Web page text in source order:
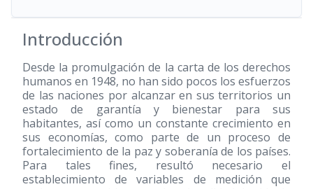
Introducción
Desde la promulgación de la carta de los derechos
humanos en 1948, no han sido pocos los esfuerzos
de las naciones por alcanzar en sus territorios un
estado de garantía y bienestar para sus
habitantes, así como un constante crecimiento en
sus economías, como parte de un proceso de
fortalecimiento de la paz y soberanía de los países.
Para tales fines, resultó necesario el
establecimiento de variables de medición que